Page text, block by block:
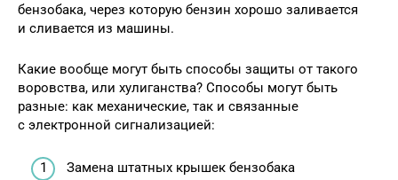
бензобака, через которую бензин хорошо заливается
и сливается из машины.
Какие вообще могут быть способы защиты от такого
воровства, или хулиганства? Способы могут быть
разные: как механические, так и связанные
с электронной сигнализацией:
Замена штатных крышек бензобака